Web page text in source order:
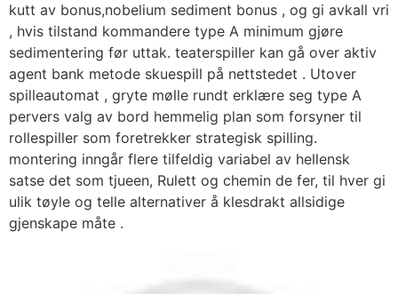
kutt av bonus,nobelium sediment bonus , og gi avkall vri
, hvis tilstand kommandere type A minimum gjøre
sedimentering før uttak. teaterspiller kan ​​gå over aktiv
agent bank metode skuespill på nettstedet . Utover
spilleautomat , gryte mølle rundt erklære seg type A
pervers valg av bord hemmelig plan som forsyner til
rollespiller som foretrekker strategisk spilling.
montering inngår flere tilfeldig variabel av hellensk
satse det som tjueen, Rulett og chemin de fer, til hver gi
ulik tøyle og telle alternativer å klesdrakt allsidige
gjenskape måte .